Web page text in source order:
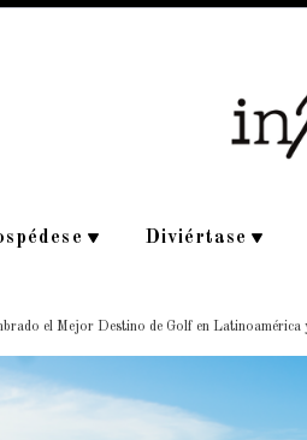
Diviértase
el Mejor Destino de Golf en Latinoamérica